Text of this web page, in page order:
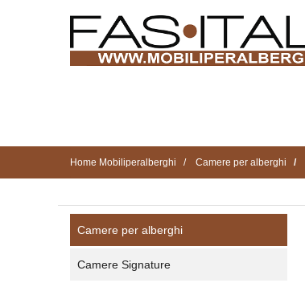
Home Mobiliperalberghi Camere per alberghi
Camere per alberghi
Camere Signature